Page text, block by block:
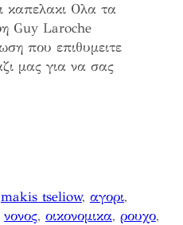
καπελακι Ολα τα
Guy Laroche
που επιθυμειτε
μας για να σας
makis tseliow, αγορι
νονος, οικονομικα, ρουχο